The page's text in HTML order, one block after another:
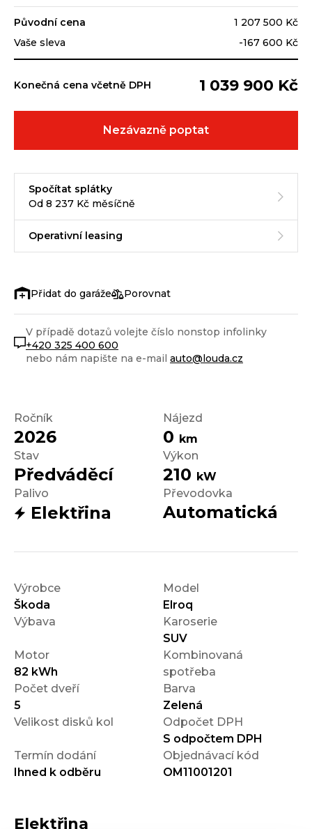
Ročník
2026
Nájezd
0 km
Stav
Předváděcí
Výkon
210 kW
Palivo
Elektřina
Převodovka
Automatická
Výrobce
Škoda
Model
Elroq
Výbava
Karoserie
SUV
Motor
82 kWh
Kombinovaná
spotřeba
Počet dveří
5
Barva
Zelená
Velikost disků kol
Odpočet DPH
S odpočtem DPH
Termín dodání
Ihned k odběru
Objednávací kód
OM11001201
Elektřina
Původní cena
1 207 500 Kč
Vaše sleva
-167 600 Kč
Konečná cena včetně DPH 1 039 900 Kč
Nezávazně poptat
Spočítat splátky
Od 8 237 Kč měsíčně
Operativní leasing
Porovnat
V případě dotazů volejte číslo nonstop infolinky
+420 325 400 600
nebo nám napište na e-mail auto@louda.cz